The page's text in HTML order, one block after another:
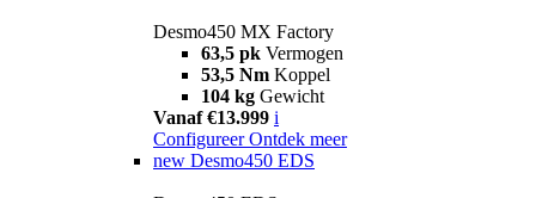
Desmo450 MX Factory
63,5 pk Vermogen
53,5 Nm Koppel
104 kg Gewicht
Vanaf €13.999 i
Configureer Ontdek meer
new Desmo450 EDS